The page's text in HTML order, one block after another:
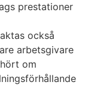
prestationer
också
arbetsgivare
om